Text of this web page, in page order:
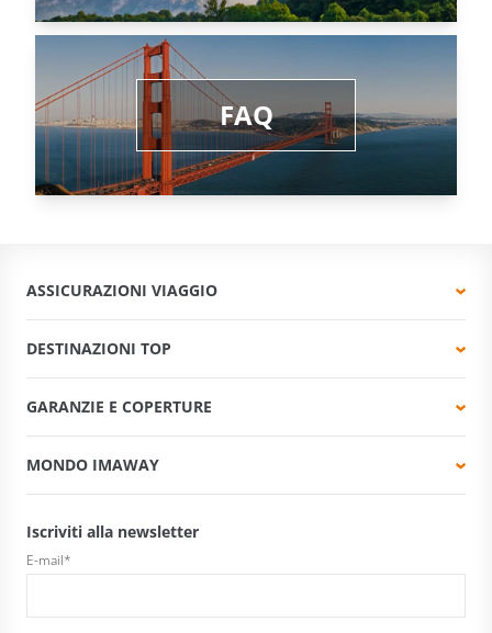
FAQ
ASSICURAZIONI VIAGGIO
DESTINAZIONI TOP
GARANZIE E COPERTURE
MONDO IMAWAY
Iscriviti alla newsletter
E-mail*